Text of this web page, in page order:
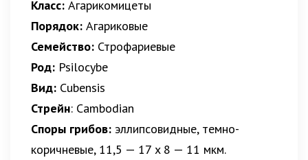
Класс: Агарикомицеты
Порядок: Агариковые
Семейство: Строфариевые
Род: Psilocybe
Вид: Cubensis
Стрейн: Cambodian
Споры грибов: эллипсовидные, темно-
коричневые, 11,5 — 17 x 8 — 11 мкм.